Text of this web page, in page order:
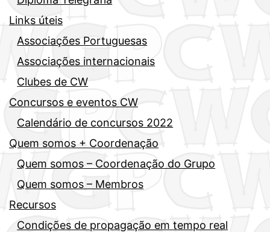
Links úteis
Associações Portuguesas
Associações internacionais
Clubes de CW
Concursos e eventos CW
Calendário de concursos 2022
Quem somos + Coordenação
Quem somos – Coordenação do Grupo
Quem somos – Membros
Recursos
Condições de propagação em tempo real